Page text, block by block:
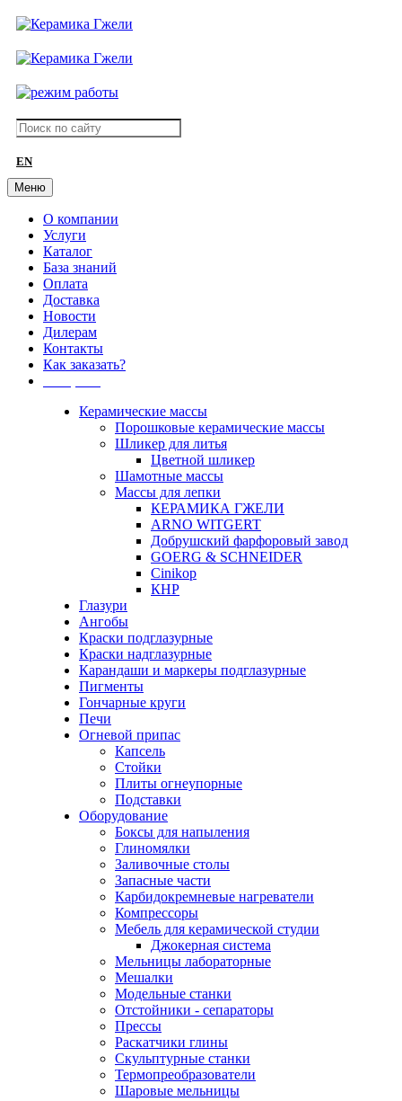
EN
Меню
О компании
Услуги
Каталог
База знаний
Оплата
Доставка
Новости
Дилерам
Контакты
Как заказать?
Керамические массы
Порошковые керамические массы
Шликер для литья
Цветной шликер
Шамотные массы
Массы для лепки
КЕРАМИКА ГЖЕЛИ
ARNO WITGERT
Добрушский фарфоровый завод
GOERG & SCHNEIDER
Cinikop
КНР
Глазури
Ангобы
Краски подглазурные
Краски надглазурные
Карандаши и маркеры подглазурные
Пигменты
Гончарные круги
Печи
Огневой припас
Капсель
Стойки
Плиты огнеупорные
Подставки
Оборудование
Боксы для напыления
Глиномялки
Заливочные столы
Запасные части
Карбидокремневые нагреватели
Компрессоры
Мебель для керамической студии
Джокерная система
Мельницы лабораторные
Мешалки
Модельные станки
Отстойники - сепараторы
Прессы
Раскатчики глины
Скульптурные станки
Термопреобразователи
Шаровые мельницы